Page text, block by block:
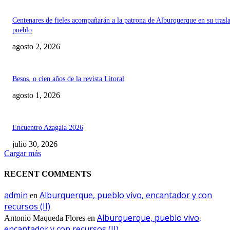
Centenares de fieles acompañarán a la patrona de Alburquerque en su
pueblo
agosto 2, 2026
Besos, o cien años de la revista Litoral
agosto 1, 2026
Encuentro Azagala 2026
julio 30, 2026
Cargar más
RECENT COMMENTS
admin en Alburquerque, pueblo vivo, encantador y con
recursos (II)
Antonio Maqueda Flores en Alburquerque, pueblo vivo,